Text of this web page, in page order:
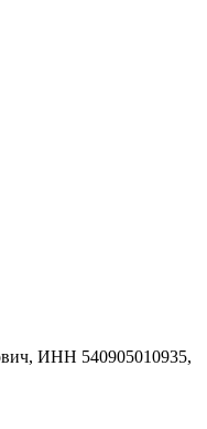
ИНН 540905010935,